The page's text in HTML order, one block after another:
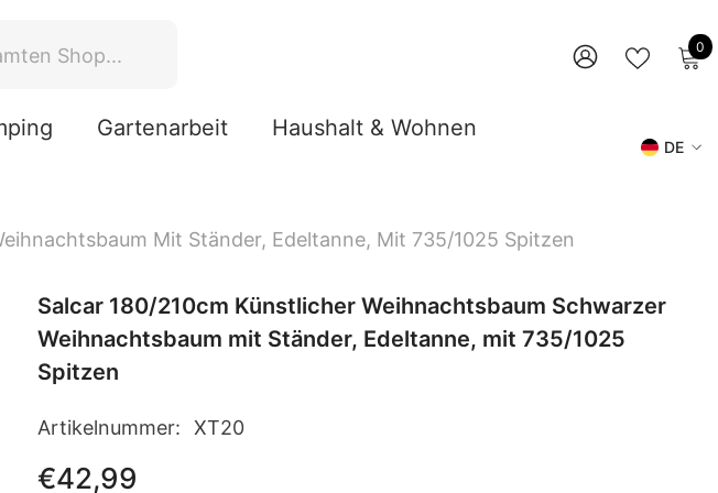
00
Gartenarbeit
Haushalt & Wohnen
DE
Mit Ständer, Edeltanne, Mit 735/1025 Spitzen
Salcar 180/210cm Künstlicher Weihnachtsbaum Schwarzer
Weihnachtsbaum mit Ständer, Edeltanne, mit 735/1025
Spitzen
Artikelnummer: XT20
€42,99